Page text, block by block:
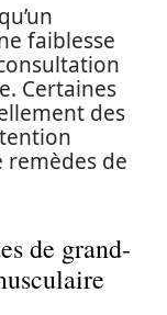
faiblesse
Certaines
des
remèdes de
de grand-